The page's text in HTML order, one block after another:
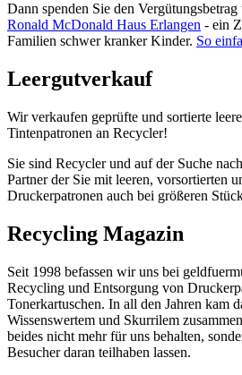
Dann spenden Sie den
Ronald McDonald Haus Erlangen - ein
Familien schwer kranker Kinder. So
Leergutverkauf
Wir verkaufen geprüfte und sortierte
Tintenpatronen an Recycler!
Sie sind Recycler und auf der Suche
Partner der Sie mit leeren, vorsortierten
Druckerpatronen auch bei größeren
Recycling Magazin
Seit 1998 befassen wir uns bei
Recycling und Entsorgung von
Tonerkartuschen. In all den Jahren kam
Wissenswertem und Skurrilem
beides nicht mehr für uns behalten,
Besucher daran teilhaben lassen.